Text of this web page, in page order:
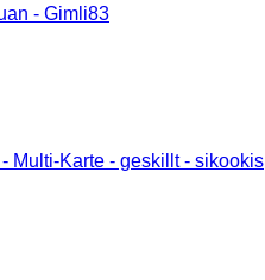
- Gimli83
Multi-Karte - geskillt - sikookis